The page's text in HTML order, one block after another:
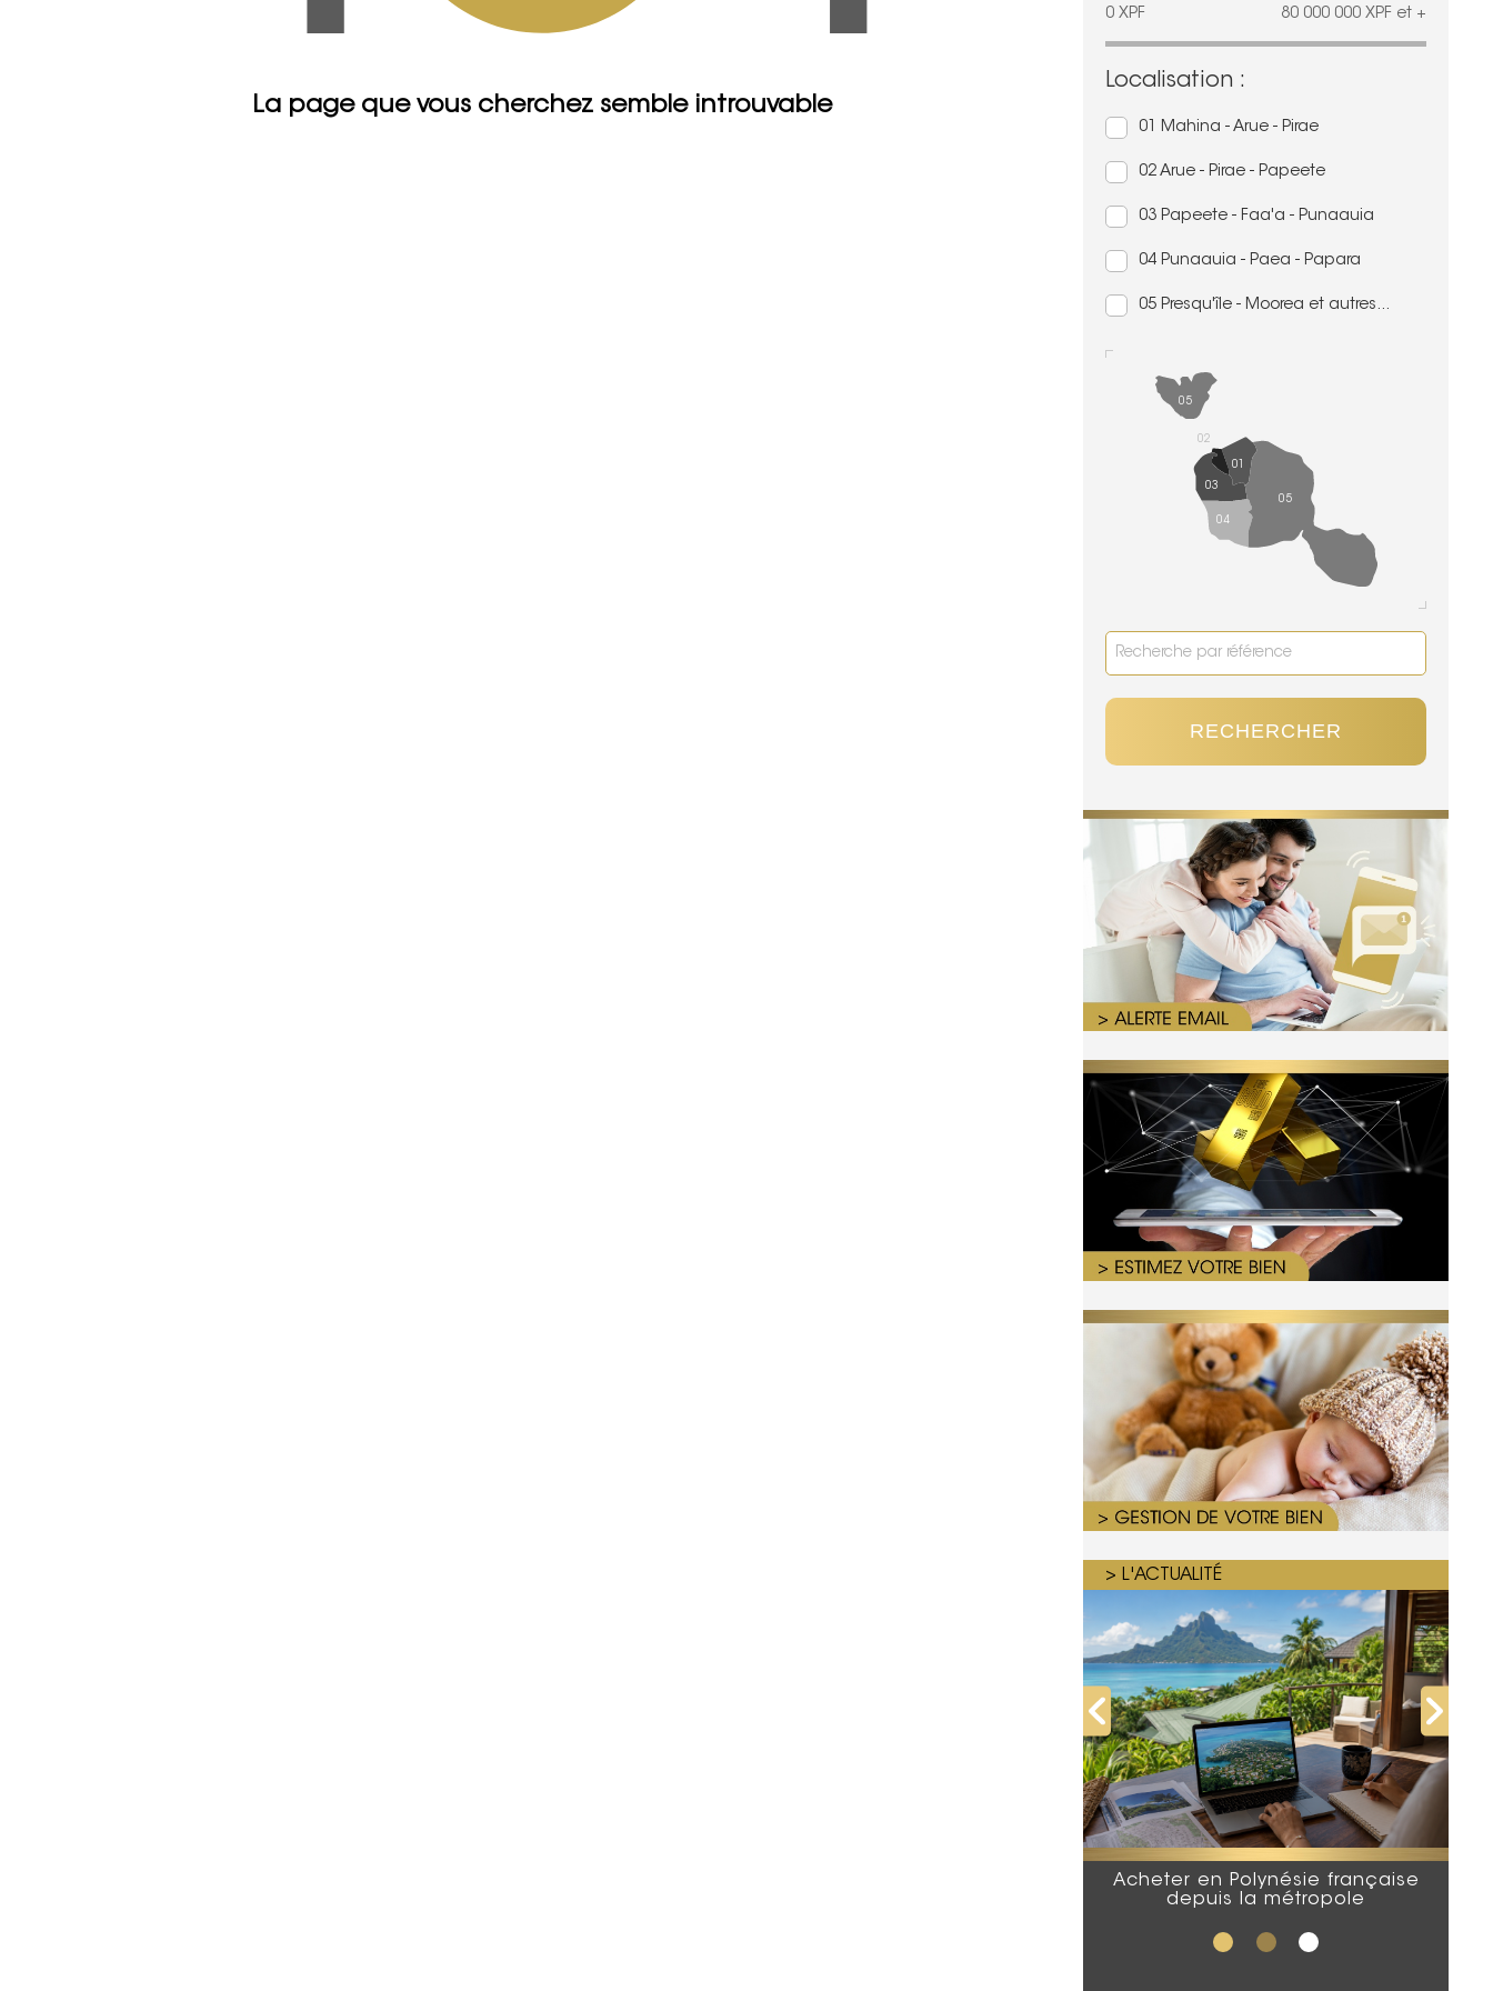
La page que vous cherchez semble introuvable
0 XPF 80 000 000 XPF et +
Localisation :
01 Mahina - Arue - Pirae
02 Arue - Pirae - Papeete
03 Papeete - Faa'a - Punaauia
04 Punaauia - Paea - Papara
05 Presqu'île - Moorea et autres...
01
02
03
04
05
05
RECHERCHER
> L'ACTUALITÉ
Acheter en Polynésie française
depuis la métropole